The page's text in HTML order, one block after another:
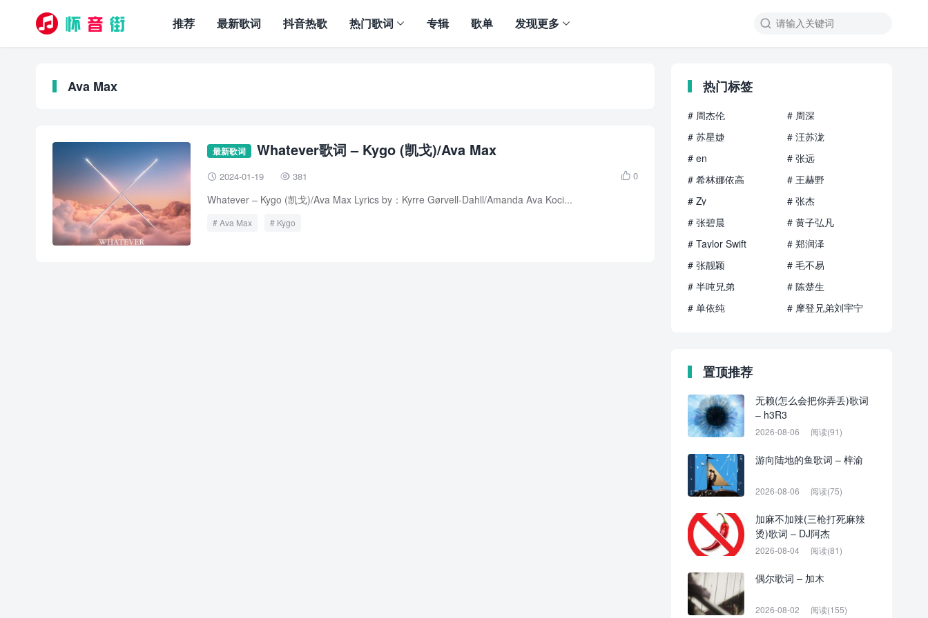

推荐 最新歌词 抖音热歌 热门歌词 专辑 歌单 发现更多
Ava Max
最新歌词 Whatever歌词 – Kygo (凯戈)/Ava Max
 2024-01-19  381  0
Whatever – Kygo (凯戈)/Ava Max Lyrics by：Kyrre Gørvell-Dahll/Amanda Ava Koci...
Ava Max Kygo
热门标签
# 周杰伦
# 周深
# 苏星婕
# 汪苏泷
# en
# 张远
# 希林娜依高
# 王赫野
# Zy
# 张杰
# 张碧晨
# 黄子弘凡
# Taylor Swift
# 郑润泽
# 张靓颖
# 毛不易
# 半吨兄弟
# 陈楚生
# 单依纯
# 摩登兄弟刘宇宁
置顶推荐
无赖(怎么会把你弄丢)歌词
– h3R3
2026-08-06 阅读(91)
游向陆地的鱼歌词 – 梓渝
2026-08-06 阅读(75)
加麻不加辣(三枪打死麻辣
烫)歌词 – DJ阿杰
2026-08-04 阅读(81)
偶尔歌词 – 加木
2026-08-02 阅读(155)